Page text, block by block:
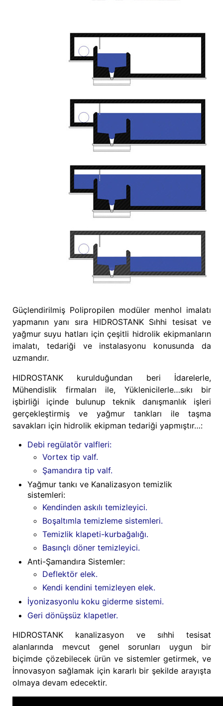
Güçlendirilmiş Polipropilen modüler menhol imalatı
yapmanın yanı sıra HIDROSTANK Sıhhi tesisat ve
yağmur suyu hatları için çeşitli hidrolik ekipmanların
imalatı, tedariği ve instalasyonu konusunda da
uzmandır.
HIDROSTANK kurulduğundan beri İdarelerle,
Mühendislik firmaları ile, Yüklenicilerle…sıkı bir
işbirliği içinde bulunup teknik danışmanlık işleri
gerçekleştirmiş ve yağmur tankları ile taşma
savakları için hidrolik ekipman tedariği yapmıştır…:
Debi regülatör valfleri:
Vortex tip valf.
Şamandıra tip valf.
Yağmur tankı ve Kanalizasyon temizlik
sistemleri:
Kendinden askılı temizleyici.
Boşaltımla temizleme sistemleri.
Temizlik klapeti-kurbağalığı.
Basınçlı döner temizleyici.
Anti-Şamandıra Sistemler:
Deflektör elek.
Kendi kendini temizleyen elek.
İyonizasyonlu koku giderme sistemi.
Geri dönüşsüz klapetler.
HIDROSTANK kanalizasyon ve sıhhi tesisat
alanlarında mevcut genel sorunları uygun bir
biçimde çözebilecek ürün ve sistemler getirmek, ve
İnnovasyon sağlamak için kararlı bir şekilde arayışta
olmaya devam edecektir.